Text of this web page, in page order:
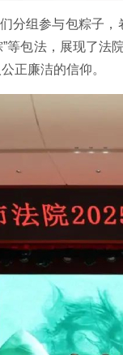
分组参与包粽子
等包法，展现了
正廉洁的信仰。